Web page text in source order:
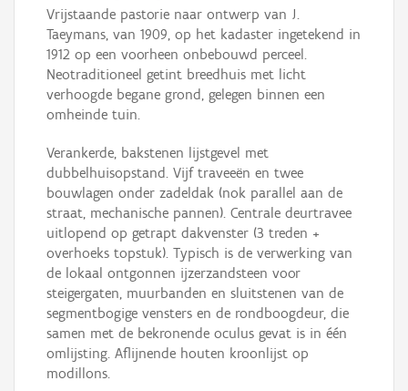
Vrijstaande pastorie naar ontwerp van J.
Taeymans, van 1909, op het kadaster ingetekend in
1912 op een voorheen onbebouwd perceel.
Neotraditioneel getint breedhuis met licht
verhoogde begane grond, gelegen binnen een
omheinde tuin.
Verankerde, bakstenen lijstgevel met
dubbelhuisopstand. Vijf traveeën en twee
bouwlagen onder zadeldak (nok parallel aan de
straat, mechanische pannen). Centrale deurtravee
uitlopend op getrapt dakvenster (3 treden +
overhoeks topstuk). Typisch is de verwerking van
de lokaal ontgonnen ijzerzandsteen voor
steigergaten, muurbanden en sluitstenen van de
segmentbogige vensters en de rondboogdeur, die
samen met de bekronende oculus gevat is in één
omlijsting. Aflijnende houten kroonlijst op
modillons.